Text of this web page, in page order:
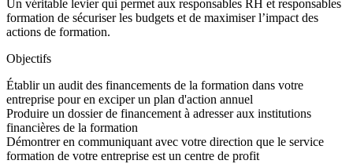
Un véritable levier qui permet aux responsables RH et responsables
formation de sécuriser les budgets et de maximiser l’impact des
actions de formation.
Objectifs
Établir un audit des financements de la formation dans votre
entreprise pour en exciper un plan d'action annuel
Produire un dossier de financement à adresser aux institutions
financières de la formation
Démontrer en communiquant avec votre direction que le service
formation de votre entreprise est un centre de profit